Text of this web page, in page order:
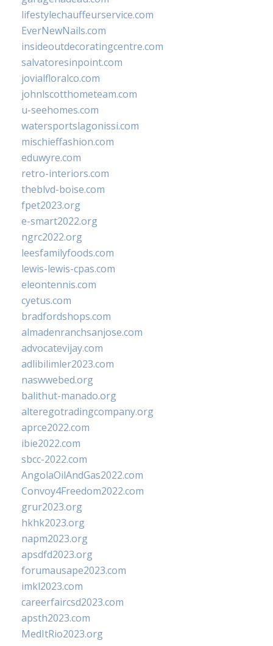
lifestylechauffeurservice.com
EverNewNails.com
insideoutdecoratingcentre.com
salvatoresinpoint.com
jovialfloralco.com
johnlscotthometeam.com
u-seehomes.com
watersportslagonissi.com
mischieffashion.com
eduwyre.com
retro-interiors.com
theblvd-boise.com
fpet2023.org
e-smart2022.org
ngrc2022.org
leesfamilyfoods.com
lewis-lewis-cpas.com
eleontennis.com
cyetus.com
bradfordshops.com
almadenranchsanjose.com
advocatevijay.com
adlibilimler2023.com
naswwebed.org
balithut-manado.org
alteregotradingcompany.org
aprce2022.com
ibie2022.com
sbcc-2022.com
AngolaOilAndGas2022.com
Convoy4Freedom2022.com
grur2023.org
hkhk2023.org
napm2023.org
apsdfd2023.org
forumausape2023.com
imkl2023.com
careerfaircsd2023.com
apsth2023.com
MedItRio2023.org